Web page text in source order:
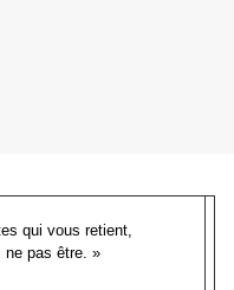
qui vous retient,
pas être. »